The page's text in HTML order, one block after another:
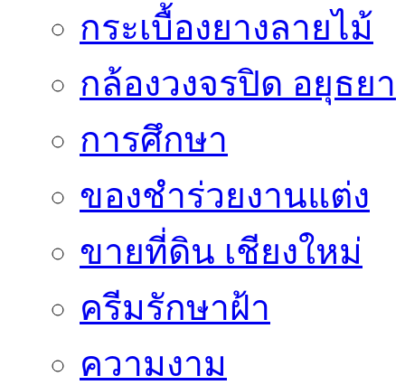
กระเบื้องยางลายไม้
กล้องวงจรปิด อยุธยา
การศึกษา
ของชำร่วยงานแต่ง
ขายที่ดิน เชียงใหม่
ครีมรักษาฝ้า
ความงาม